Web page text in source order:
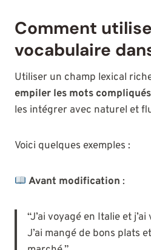
Comment
vocabulaire
Utiliser un champ lexical
empiler les mots compliqués
les intégrer avec naturel et
Voici quelques exemples :
Avant modification :
“J’ai voyagé en Italie et
J’ai mangé de bons plats